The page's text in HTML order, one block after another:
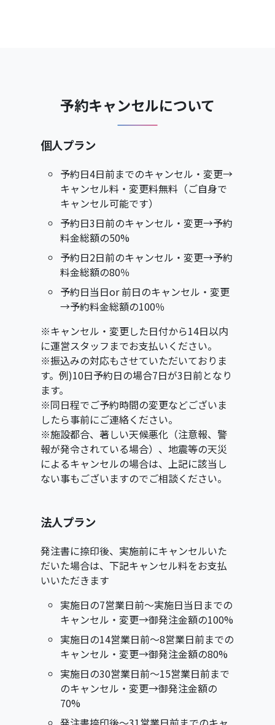
予約キャンセルについて
個人プラン
予約日4日前までのキャンセル・変更→
キャンセル料・変更料無料（ご自身で
キャンセル可能です）
予約日3日前のキャンセル・変更→予約
料金総額の50%
予約日2日前のキャンセル・変更→予約
料金総額の80％
予約日当日or 前日のキャンセル・変更
→予約料金総額の100％
※キャンセル・変更した日付から14日以内
に運営スタッフまでお支払いください。
※振込みの対応もさせていただいておりま
す。例)10日予約日の場合7日が3日前となり
ます。
※同日程でご予約時間の変更などございま
したら事前にご連絡ください。
※施設都合、著しい天候悪化（注意報、警
報が発令されている場合）、地震等の天災
によるキャンセルの場合は、上記に該当し
ない事もございますのでご相談ください。
法人プラン
発注書に捺印後、実施前にキャンセルいた
だいた場合は、下記キャンセル料をお支払
いいただきます
実施日の7営業日前〜実施日当日までの
キャンセル・変更→御発注金額の100%
実施日の14営業日前～8営業日前までの
キャンセル・変更→御発注金額の80%
実施日の30営業日前〜15営業日前まで
のキャンセル・変更→御発注金額の
70%